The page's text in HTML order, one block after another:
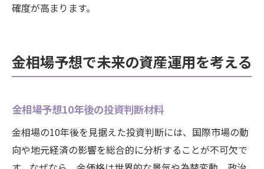
確度が高まります。
金相場予想で未来の資産運用を考える
金相場予想10年後の投資判断材料
金相場の10年後を見据えた投資判断には、国際市場の動
向や地元経済の影響を総合的に分析することが不可欠で